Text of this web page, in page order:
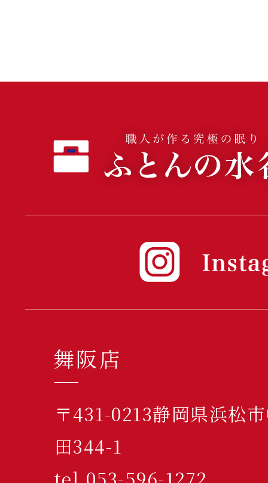
舞阪店
〒431-0213静岡県浜松
田344-1